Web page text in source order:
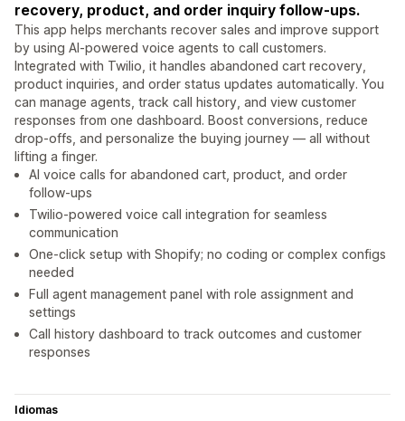
recovery, product, and order inquiry follow-ups.
This app helps merchants recover sales and improve support
by using AI-powered voice agents to call customers.
Integrated with Twilio, it handles abandoned cart recovery,
product inquiries, and order status updates automatically. You
can manage agents, track call history, and view customer
responses from one dashboard. Boost conversions, reduce
drop-offs, and personalize the buying journey — all without
lifting a finger.
AI voice calls for abandoned cart, product, and order
follow-ups
Twilio-powered voice call integration for seamless
communication
One-click setup with Shopify; no coding or complex configs
needed
Full agent management panel with role assignment and
settings
Call history dashboard to track outcomes and customer
responses
Idiomas